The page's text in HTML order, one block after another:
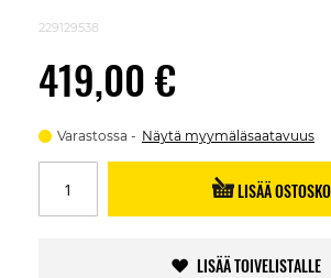
229129538
419,00 €
Varastossa Näytä myymäläsaatavuus
LISÄÄ
LISÄÄ TOIVELISTALLE
images